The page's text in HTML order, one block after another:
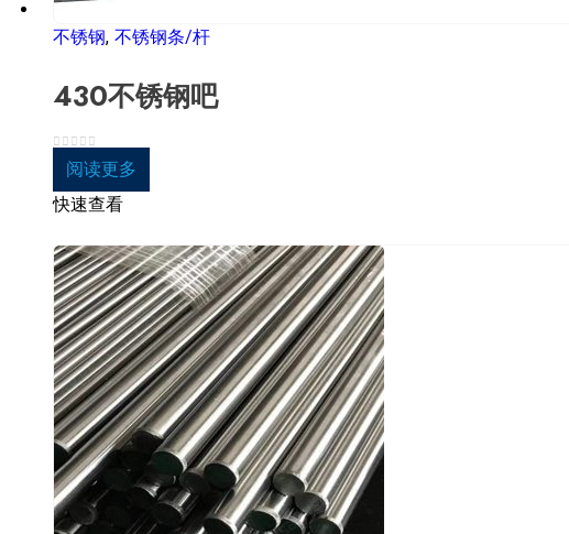
不锈钢, 不锈钢条/杆
430不锈钢吧
5分
阅读更多
快速查看